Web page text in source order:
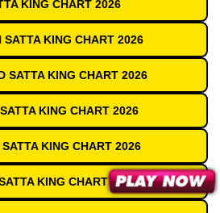
KING CHART 2026
SATTA KING CHART 2026
SATTA KING CHART 2026
KING CHART 2026
KING CHART 2026
KING CHART 2026